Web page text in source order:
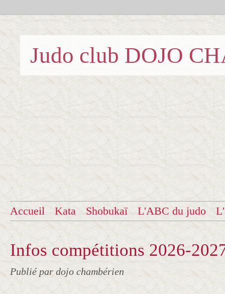
Judo club DOJO
Accueil Kata Shobukaï L'ABC du judo
Infos compétitions 2026-
Publié par dojo chambérien